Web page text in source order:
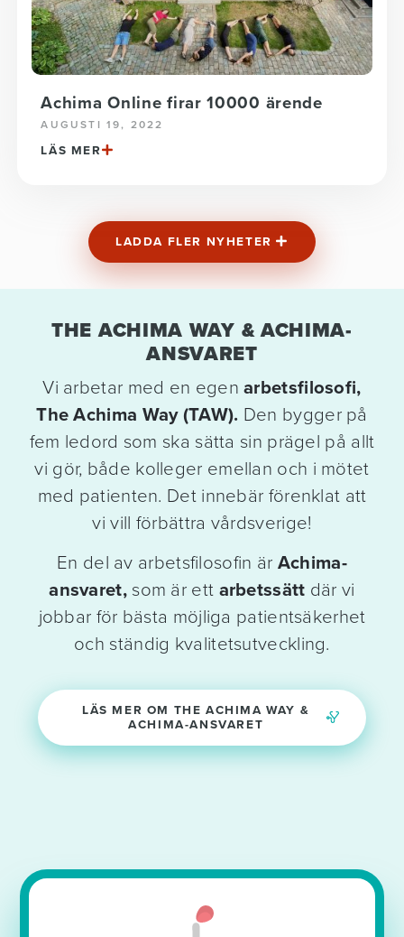
Achima Online firar 10000 ärende
AUGUSTI 19, 2022
LÄS MER
LADDA FLER NYHETER
THE ACHIMA WAY & ACHIMA-
ANSVARET
Vi arbetar med en egenarbetsfilosofi,
The Achima Way (TAW). Den bygger på
fem ledord som ska sätta sin prägel på allt
vi gör, både kolleger emellan och i mötet
med patienten. Det innebär förenklat att
vi vill förbättra vårdsverige!
En del av arbetsfilosofin är Achima-
ansvaret,som är ett arbetssätt där vi
jobbar för bästa möjliga patientsäkerhet
och ständig kvalitetsutveckling.
LÄS MER OM THE ACHIMA WAY &
ACHIMA-ANSVARET